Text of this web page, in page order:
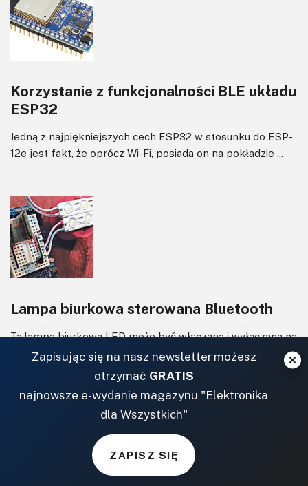
Korzystanie z funkcjonalności BLE układu
ESP32
Jedną z najpiękniejszych cech ESP32 w stosunku do ESP-
12e jest fakt, że oprócz Wi-Fi, posiada on na pokładzie ...
Lampa biurkowa sterowana Bluetooth
Ta lampa biurkowa LED może być włączana i wyłączana na
odległość za pomocą Bluetooth. Możesz nawet regulować
Zapisując się na nasz newsletter możesz
otrzymać GRATIS
najnowsze e-wydanie magazynu "Elektronika
dla Wszystkich"
ZAPISZ SIĘ